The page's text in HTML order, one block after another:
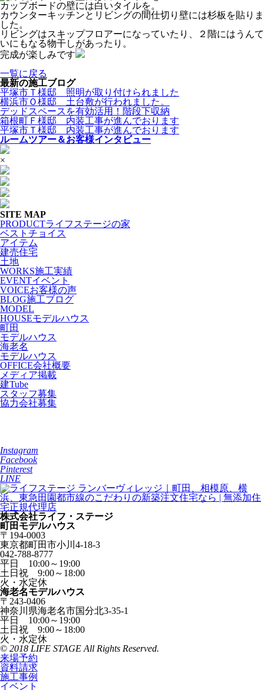
カップボードの壁には白いタイルを。
カウンターキッチンとリビングの間仕切り壁には杉板を貼りま
した。
リビングはスキップフロアーになっていたり、２階にはうんて
いにもなる物干しがあったり。
完成が楽しみです
一覧に戻る
最新の施工ブログ
平塚市Ｔ様邸 照明が取り付けられました
横浜市Ｏ様邸 土台敷が行われました。
デッドスペースを有効活用！階段下収納
箱根町Ｆ様邸 内装工事が進んでおります
平塚市Ｔ様邸 内装工事が進んでおります
ルームツアー＆お客様インタビュー
×
SITE MAP
PRODUCTライフステージの家
ベストチョイス
アイテム
建売住宅
土地
WORKS施工実績
EVENTイベント
VOICEお客様の声
BLOG施工ブログ
MODEL
HOUSEモデルハウス
町田
モデルハウス
海老名
モデルハウス
OFFICE会社概要
メディア掲載
建Tube
スタッフ募集
協力会社募集
Instagram
Facebook
Pinterest
LINE
株式会社ライフ・ステージ
町田モデルハウス
〒194-0003
東京都町田市小川4-18-3
042-788-8777
平日 10:00～19:00
土日祝 9:00～18:00
火・水定休
海老名モデルハウス
〒243-0406
神奈川県海老名市国分北3-35-1
平日 10:00～19:00
土日祝 9:00～18:00
火・水定休
© 2018 LIFE STAGE All Rights Reserved.
来場予約
資料請求
施工事例
イベント